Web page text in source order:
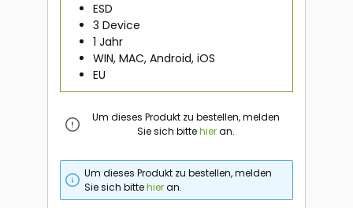
ESD
3 Device
1 Jahr
WIN, MAC, Android, iOS
EU
Um dieses Produkt zu bestellen, melden
Sie sich bittehieran.
Um dieses Produkt zu bestellen, melden
Sie sich bittehieran.